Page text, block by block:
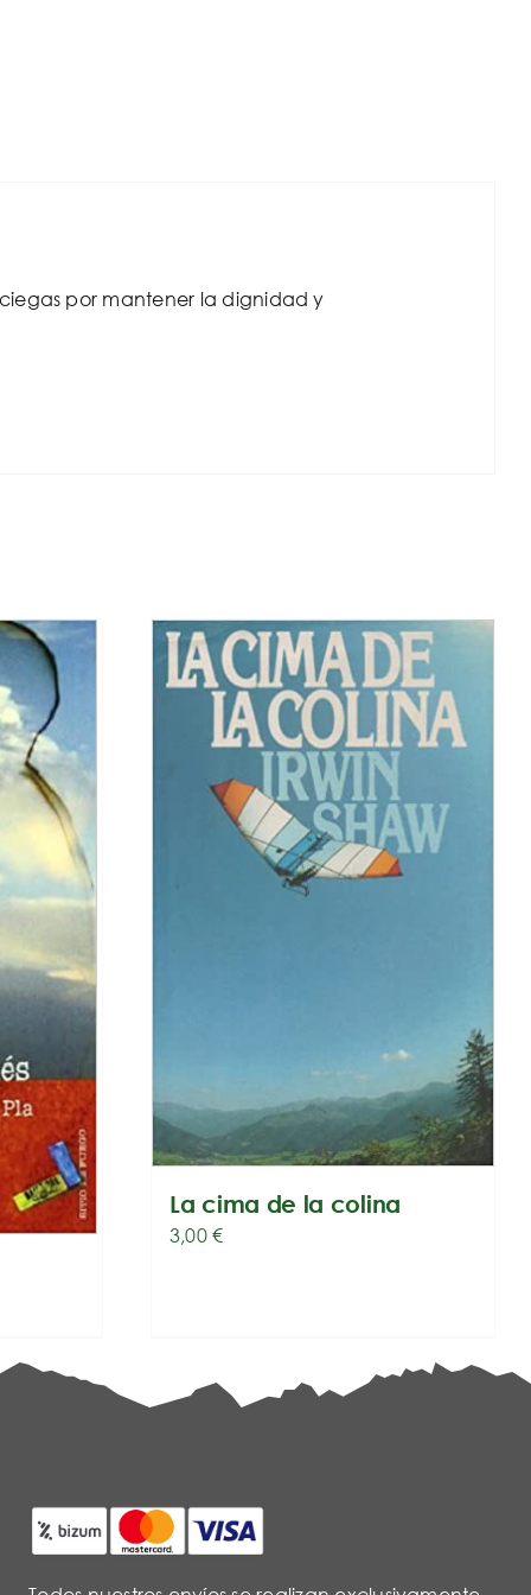
por mantener la dignidad y
La cima de la colina
3,00€